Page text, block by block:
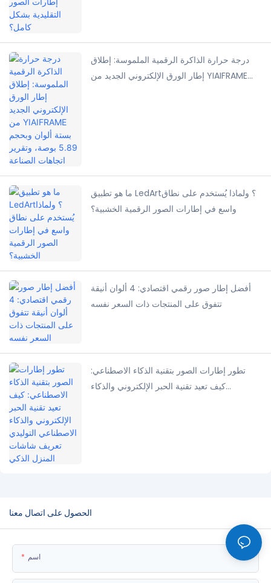
درجة حرارة الذاكرة الرقمية الملموسة: إطلاق
إطار الورق الإلكتروني الجديد من YIAIFRAME
ما هو تطبيق LedArt؟ ولماذا يُستخدم على نطاق
واسع في إطارات الصور الرقمية الخشبية؟
أفضل إطار صور رقمي اقتصادي: 4 ألوان أنيقة
تتفوق على المنتجات ذات السعر نفسه
تطور إطارات الصور بتقنية الذكاء الاصطناعي:
كيف تعيد تقنية الحبر الإلكتروني والذكاء
الحصول على اتصال معنا
اسم